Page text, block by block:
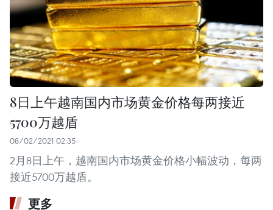
8日上午越南国内市场黄金价格每两接近
5700万越盾
08/02/2021 02:35
2月8日上午，越南国内市场黄金价格小幅波动，每两
接近5700万越盾。
更多